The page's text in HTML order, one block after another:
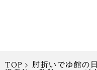
TOP
肘折いでゆ館の